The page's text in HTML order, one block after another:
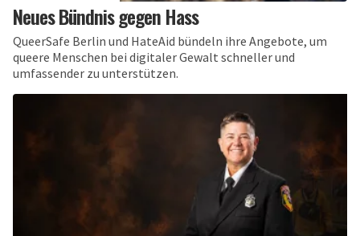
Neues Bündnis gegen Hass
QueerSafe Berlin und HateAid bündeln ihre Angebote, um
queere Menschen bei digitaler Gewalt schneller und
umfassender zu unterstützen.